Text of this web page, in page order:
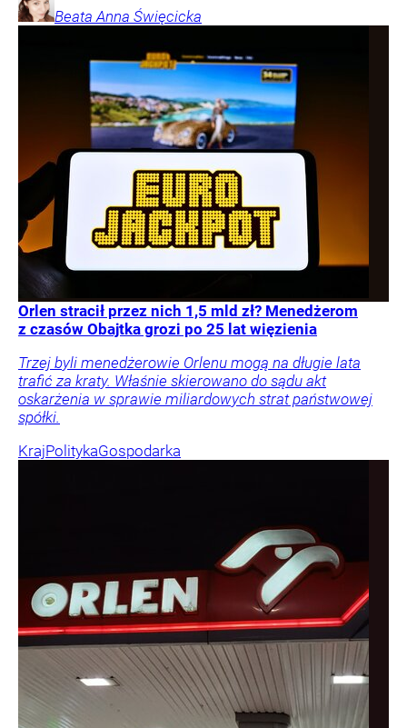
Beata Anna Święcicka
Orlen stracił przez nich 1,5 mld zł? Menedżerom
z czasów Obajtka grozi po 25 lat więzienia
Trzej byli menedżerowie Orlenu mogą na długie lata
trafić za kraty. Właśnie skierowano do sądu akt
oskarżenia w sprawie miliardowych strat państwowej
spółki.
KrajPolitykaGospodarka